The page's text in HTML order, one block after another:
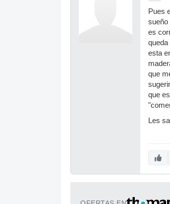
Pues
sueño
es
queda
esta
que
que
Les